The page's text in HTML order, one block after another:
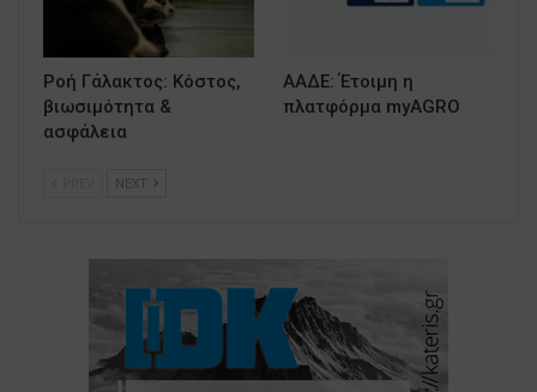
Ροή Γάλακτος: Κόστος,
βιωσιμότητα &
ασφάλεια
ΑΑΔΕ: Έτοιμη η
πλατφόρμα myAGRO
NEXT